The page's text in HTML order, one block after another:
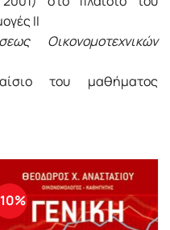
ΙΙ
Οικονομοτεχνικών
του μαθήματος